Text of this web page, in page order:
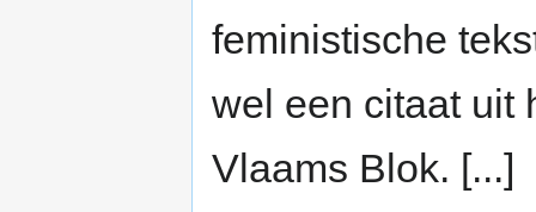
feministische
wel een citaat uit
Vlaams Blok. [...]